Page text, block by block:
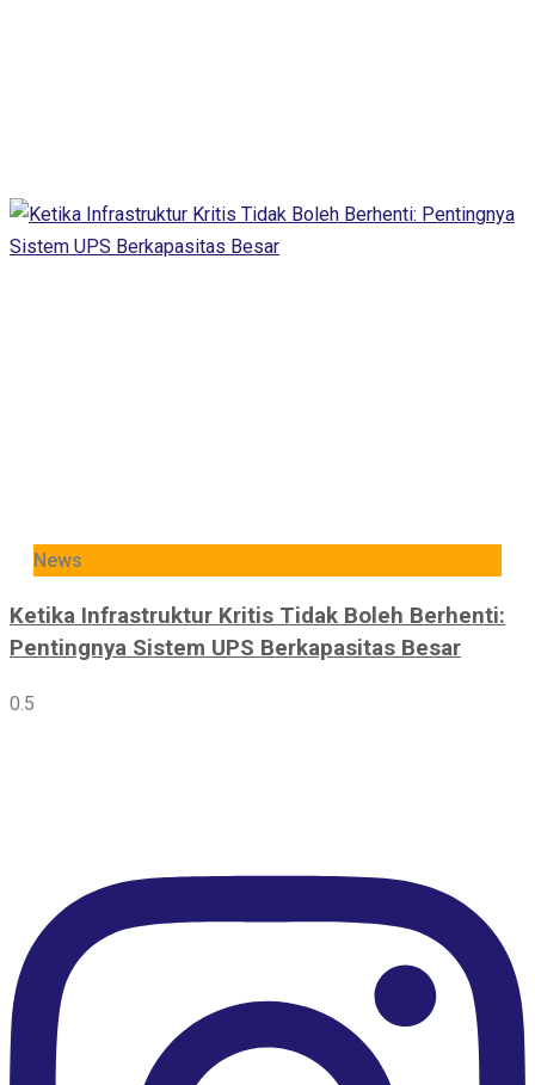
News
Ketika Infrastruktur Kritis Tidak Boleh Berhenti:
Pentingnya Sistem UPS Berkapasitas Besar